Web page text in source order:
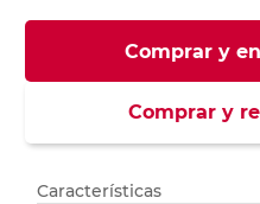
Comprar y
Comprar y
Características